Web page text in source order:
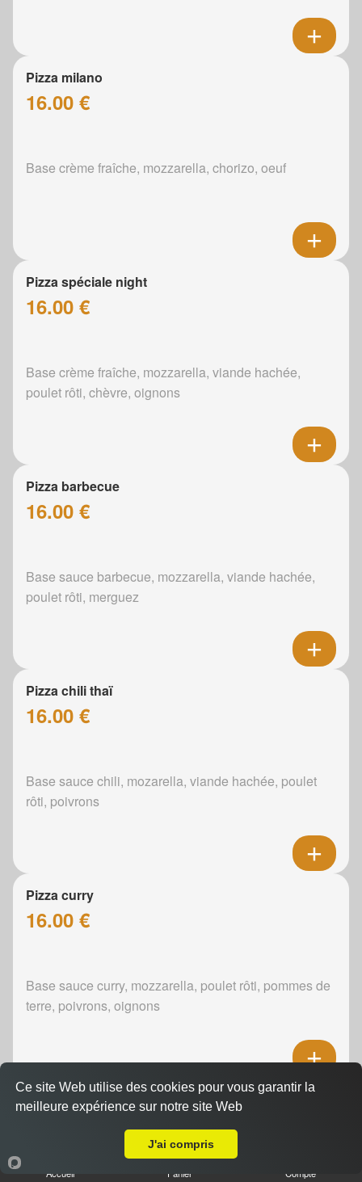
Pizza milano
16.00 €
Base crème fraîche, mozzarella, chorizo, oeuf
Pizza spéciale night
16.00 €
Base crème fraîche, mozzarella, viande hachée,
poulet rôti, chèvre, oignons
Pizza barbecue
16.00 €
Base sauce barbecue, mozzarella, viande hachée,
poulet rôti, merguez
Pizza chili thaï
16.00 €
Base sauce chili, mozarella, viande hachée, poulet
rôti, poivrons
Pizza curry
16.00 €
Base sauce curry, mozzarella, poulet rôti, pommes de
terre, poivrons, oignons
Pizza boursin
Accueil Panier Compte
Ce site Web utilise des cookies pour vous garantir la
meilleure expérience sur notre site Web
J'ai compris